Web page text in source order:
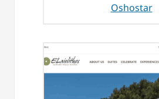
Oshostar